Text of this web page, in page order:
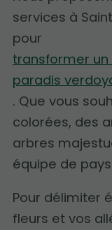
services à
pour
transformer
paradis
. Que vous
colorées, des
arbres
équipe de
Pour délimiter
fleurs et vos